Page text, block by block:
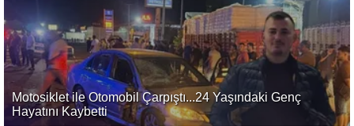
Motosiklet ile Otomobil Çarpıştı...24 Yaşındaki Genç
Hayatını Kaybetti